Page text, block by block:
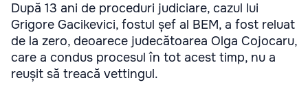
După 13 ani de proceduri judiciare, cazul lui
Grigore Gacikevici, fostul șef al BEM, a fost reluat
de la zero, deoarece judecătoarea Olga Cojocaru,
care a condus procesul în tot acest timp, nu a
reușit să treacă vettingul.